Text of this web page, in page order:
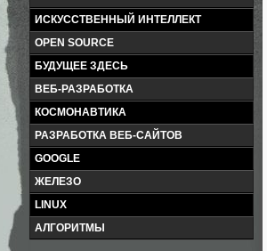
ИСКУССТВЕННЫЙ ИНТЕЛЛЕКТ
OPEN SOURCE
БУДУЩЕЕ ЗДЕСЬ
ВЕБ-РАЗРАБОТКА
КОСМОНАВТИКА
РАЗРАБОТКА ВЕБ-САЙТОВ
GOOGLE
ЖЕЛЕЗО
LINUX
АЛГОРИТМЫ